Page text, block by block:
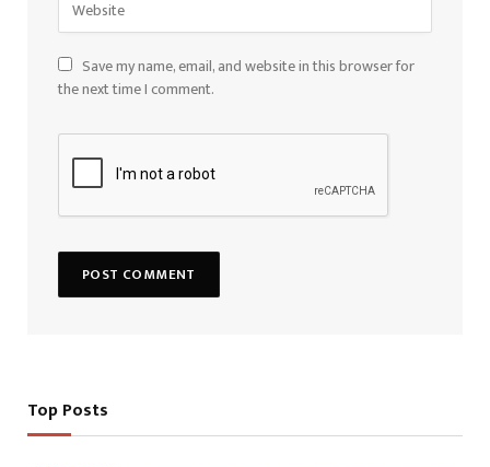
Save my name, email, and website in this browser for
the next time I comment.
Top Posts